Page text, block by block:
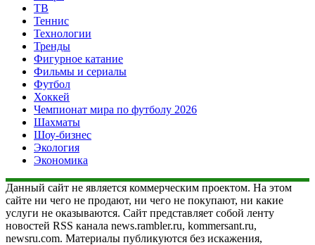
ТВ
Теннис
Технологии
Тренды
Фигурное катание
Фильмы и сериалы
Футбол
Хоккей
Чемпионат мира по футболу 2026
Шахматы
Шоу-бизнес
Экология
Экономика
Данный сайт не является коммерческим проектом. На этом
сайте ни чего не продают, ни чего не покупают, ни какие
услуги не оказываются. Сайт представляет собой ленту
новостей RSS канала news.rambler.ru, kommersant.ru,
newsru.com. Материалы публикуются без искажения,